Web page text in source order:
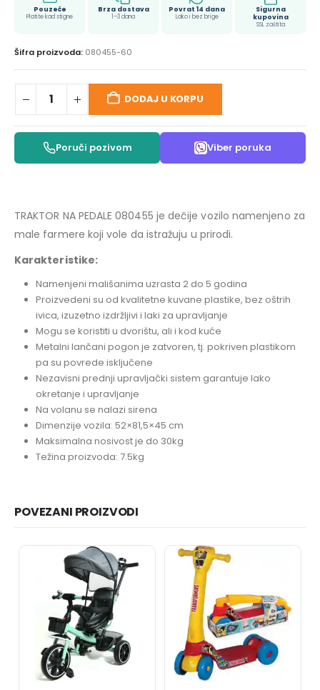
Pouzeće
Platite kad stigne
Brza dostava
1–3 dana
Povrat 14 dana
Lako i bez brige
Sigurna
kupovina
SSL zaštita
Šifra proizvoda: 080455-60
DODAJ U KORPU
Poruči pozivom Viber poruka
TRAKTOR NA PEDALE 080455 je dečije vozilo namenjeno za
male farmere koji vole da istražuju u prirodi.
Karakteristike:
Namenjeni mališanima uzrasta 2 do 5 godina
Proizvedeni su od kvalitetne kuvane plastike, bez oštrih
ivica, izuzetno izdržljivi i laki za upravljanje
Mogu se koristiti u dvorištu, ali i kod kuće
Metalni lančani pogon je zatvoren, tj. pokriven plastikom
pa su povrede isključene
Nezavisni prednji upravljački sistem garantuje lako
okretanje i upravljanje
Na volanu se nalazi sirena
Dimenzije vozila: 52×81,5×45 cm
Maksimalna nosivost je do 30kg
Težina proizvoda: 7.5kg
POVEZANI PROIZVODI